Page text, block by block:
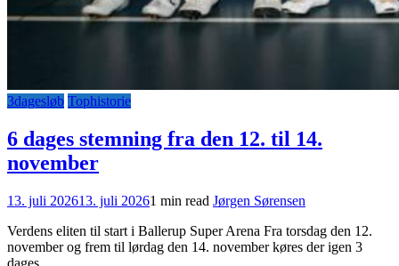
3dagesløb Tophistorie
6 dages stemning fra den 12. til 14.
november
13. juli 202613. juli 20261 min read Jørgen Sørensen
Verdens eliten til start i Ballerup Super Arena Fra torsdag den 12.
november og frem til lørdag den 14. november køres der igen 3
dages